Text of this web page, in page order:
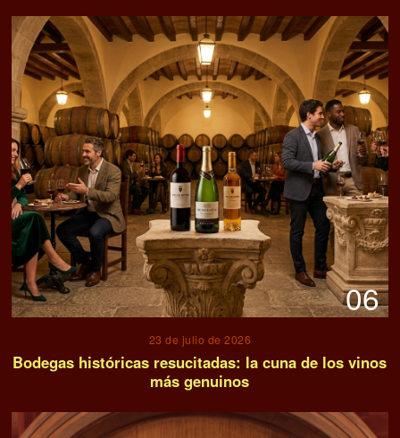
06
23 de julio de 2026
Bodegas históricas resucitadas: la cuna de los vinos
más genuinos